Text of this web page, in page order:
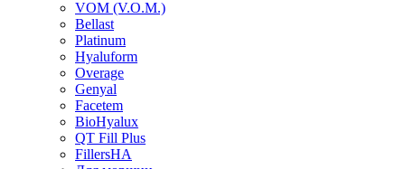
VOM (V.O.M.)
Bellast
Platinum
Hyaluform
Overage
Genyal
Facetem
BioHyalux
QT Fill Plus
FillersHA